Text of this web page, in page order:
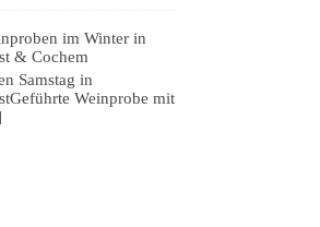
im Winter in
& Cochem
Samstag in
Weinprobe mit